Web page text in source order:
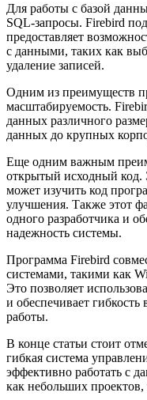
Для работы с базой
SQL-запросы. Firebird
предоставляет
с данными, таких как
удаление записей.
Одним из преимуществ
масштабируемость.
данных различного
данных до крупных
Еще одним важным
открытый исходный код.
может изучить код
улучшения. Также этот
одного разработчика и
надежность системы.
Программа Firebird
системами, такими как
Это позволяет
и обеспечивает
работы.
В конце статьи стоит
гибкая система
эффективно работать с
как небольших